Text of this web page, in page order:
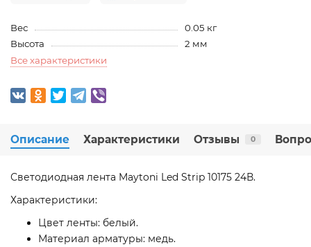
Вес
0.05 кг
Высота
2 мм
Все характеристики
Описание Характеристики Отзывы 0
Светодиодная лента Maytoni Led Strip 10175 24В.
Характеристики:
Цвет ленты: белый.
Материал арматуры: медь.